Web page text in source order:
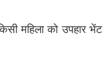
महिला को उपहार भेंट